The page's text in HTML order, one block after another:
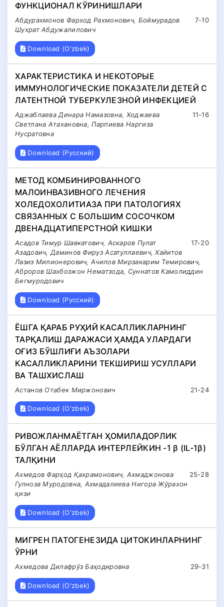
ФУНКЦИОНАЛ КЎРИНИШЛАРИ
7-10
Абдурахмонов Фарход Рахмонович, Боймурадов
Шухрат Абдужалилович
Download (O'zbek)
ХАРАКТЕРИСТИКА И НЕКОТОРЫЕ
ИММУНОЛОГИЧЕСКИЕ ПОКАЗАТЕЛИ ДЕТЕЙ С
ЛАТЕНТНОЙ ТУБЕРКУЛЕЗНОЙ ИНФЕКЦИЕЙ
11-16
Аджаблаева Динара Намазовна, Ходжаева
Светлана Атахановна, Парпиева Наргиза
Нусратовна
Download (Русский)
МЕТОД КОМБИНИРОВАННОГО
МАЛОИНВАЗИВНОГО ЛЕЧЕНИЯ
ХОЛЕДОХОЛИТИАЗА ПРИ ПАТОЛОГИЯХ
СВЯЗАННЫХ С БОЛЬШИМ СОСОЧКОМ
ДВЕНАДЦАТИПЕРСТНОЙ КИШКИ
17-20
Асадов Тимур Шавкатович, Аскаров Пулат
Азадович, Даминов Фируз Асатуллаевич, Хайитов
Лазиз Милионерович, Ачилов Мирзакарим Темирович,
Aброров Шахбозжон Нематзода, Суннатов Камолиддин
Бегмуродович
Download (Русский)
ЁШГА ҚАРАБ РУҲИЙ КАСАЛЛИКЛАРНИНГ
ТАРҚАЛИШ ДАРАЖАСИ ҲАМДА УЛАРДАГИ
ОҒИЗ БЎШЛИҒИ АЪЗОЛАРИ
КАСАЛЛИКЛАРИНИ ТЕКШИРИШ УСУЛЛАРИ
ВА ТАШХИСЛАШ
21-24
Астанов Отабек Миржонович
Download (O'zbek)
РИВОЖЛАНМАЁТГАН ҲОМИЛАДОРЛИК
БЎЛГАН АЁЛЛАРДА ИНТЕРЛЕЙКИН -1 β (IL-1β)
ТАЛҚИНИ
25-28
Ахмедов Фарҳод Қахрамонович, Ахмаджонова
Гулноза Муродовна, Ахмадалиева Нигора Жўрахон
қизи
Download (O'zbek)
МИГРЕН ПАТОГЕНЕЗИДА ЦИТОКИНЛАРНИНГ
ЎРНИ
29-31
Ахмедова Дилафрўз Баҳодировна
Download (O'zbek)